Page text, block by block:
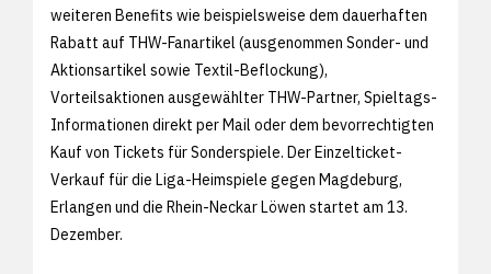
weiteren Benefits wie beispielsweise dem dauerhaften
Rabatt auf THW-Fanartikel (ausgenommen Sonder- und
Aktionsartikel sowie Textil-Beflockung),
Vorteilsaktionen ausgewählter THW-Partner, Spieltags-
Informationen direkt per Mail oder dem bevorrechtigten
Kauf von Tickets für Sonderspiele. Der Einzelticket-
Verkauf für die Liga-Heimspiele gegen Magdeburg,
Erlangen und die Rhein-Neckar Löwen startet am 13.
Dezember.